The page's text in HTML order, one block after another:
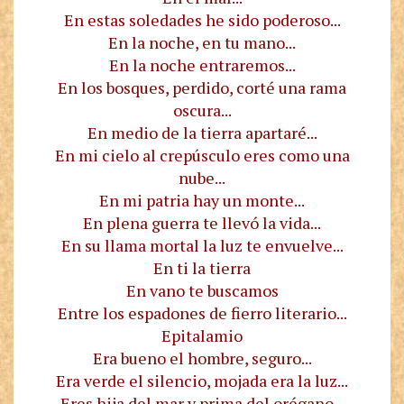
En estas soledades he sido poderoso...
En la noche, en tu mano...
En la noche entraremos...
En los bosques, perdido, corté una rama
oscura...
En medio de la tierra apartaré...
En mi cielo al crepúsculo eres como una
nube...
En mi patria hay un monte...
En plena guerra te llevó la vida...
En su llama mortal la luz te envuelve...
En ti la tierra
En vano te buscamos
Entre los espadones de fierro literario...
Epitalamio
Era bueno el hombre, seguro...
Era verde el silencio, mojada era la luz...